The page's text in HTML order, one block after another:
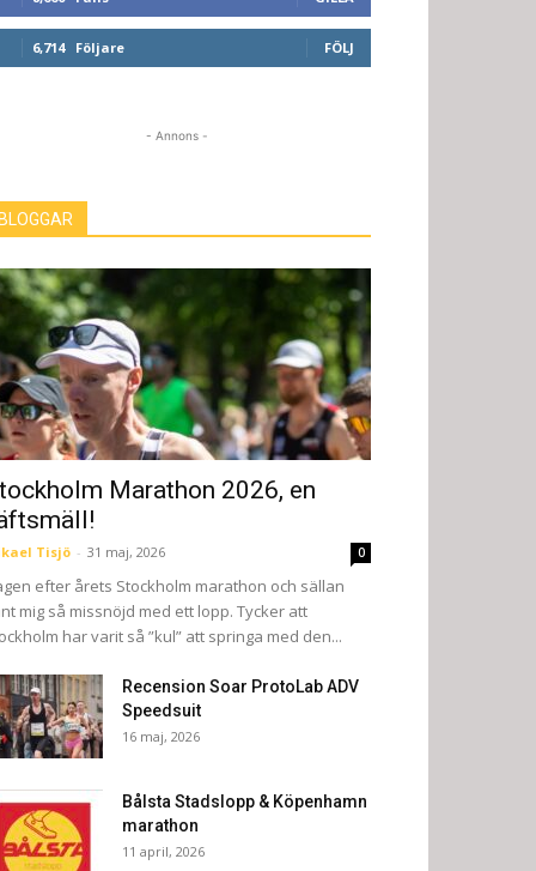
6,714 Följare FÖLJ
- Annons -
BLOGGAR
Marathon 2026, en
Tisjö - 31 maj, 2026 0
efter årets Stockholm marathon och sällan
mig så missnöjd med ett lopp. Tycker att
har varit så ”kul” att springa med den...
Recension Soar ProtoLab ADV
Speedsuit
16 maj, 2026
Bålsta Stadslopp & Köpenhamn
marathon
11 april, 2026